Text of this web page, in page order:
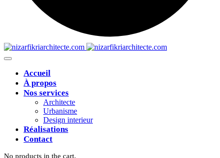
Accueil
À propos
Nos services
Architecte
Urbanisme
Design interieur
Réalisations
Contact
No products in the cart.